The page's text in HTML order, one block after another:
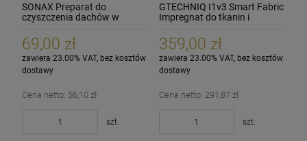
SONAX Preparat do
czyszczenia dachów w
69,00 zł
zawiera 23.00% VAT, bez kosztów
dostawy
Cena netto: 56,10 zł
szt.
GTECHNIQ I1v3 Smart Fabric
Impregnat do tkanin i
359,00 zł
zawiera 23.00% VAT, bez kosztów
dostawy
Cena netto: 291,87 zł
szt.